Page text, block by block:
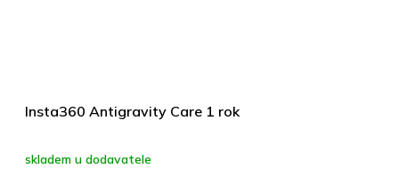
Insta360 Antigravity Care 1 rok
skladem u dodavatele